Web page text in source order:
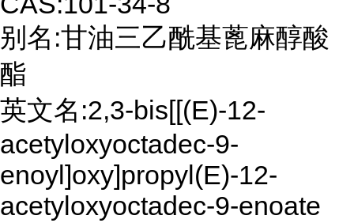
别名:甘油三乙酰基蓖麻醇酸
酯
英文名:2,3-bis[[(E)-12-
acetyloxyoctadec-9-
enoyl]oxy]propyl(E)-12-
acetyloxyoctadec-9-enoate